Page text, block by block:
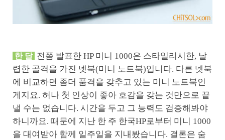
한 달 전쯤 발표한 HP 미니 1000은 스타일리시한, 날
렵한 골격을 가진 넷북(미니 노트북)입니다. 다른 넷북
에 비교하면 좀더 품격을 갖추고 있는 미니 노트북인
게지요. 허나 첫 인상이 좋아 호감을 갖는 것만으로 끝
낼 수는 없습니다. 시간을 두고 그 능력도 검증해봐야
하니까요. 때문에 지난 한 주 한국HP로부터 미니 1000
을 대여받아 함께 일주일을 지내봤습니다. 결론은 숨